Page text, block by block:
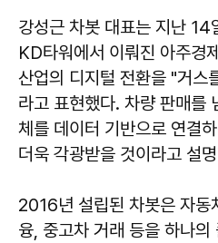
강성근 차봇 대표는 지난 14
KD타워에서 이뤄진 아주경
산업의 디지털 전환을 "거스
라고 표현했다. 차량 판매를
체를 데이터 기반으로 연결
더욱 각광받을 것이라고 설
2016년 설립된 차봇은 자동
융, 중고차 거래 등을 하나